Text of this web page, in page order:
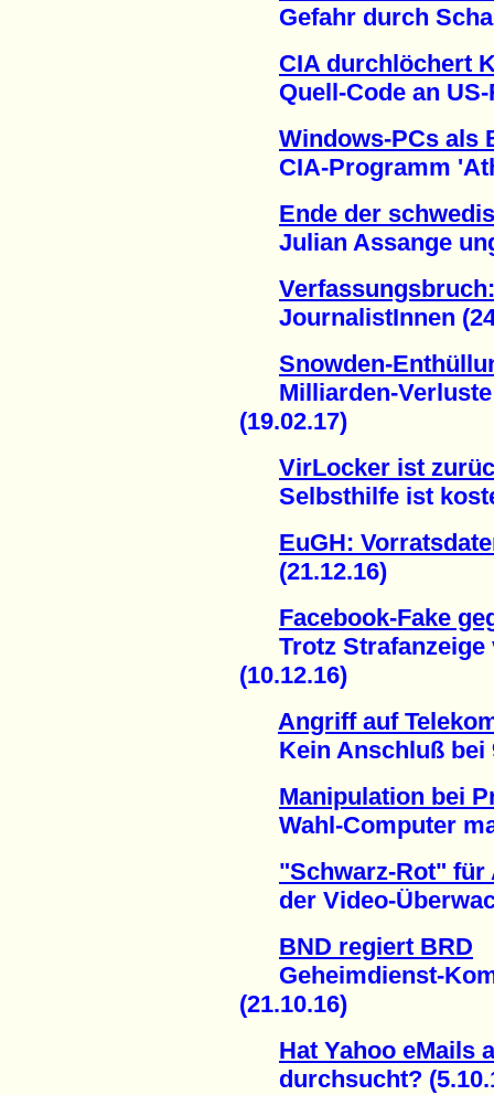
Gefahr durch
CIA durchlöchert
Quell-Code an US-
Windows-PCs als
CIA-Programm
Ende der
Julian Assange
JournalistInnen
Snowden-
Milliarden-Verluste
(19.02.17)
VirLocker ist
Selbsthilfe ist
EuGH:
(21.12.16)
Facebook-Fake
Trotz Strafanzeige
(10.12.16)
Angriff auf
Kein Anschluß bei
Manipulation bei
Wahl-Computer
"Schwarz-Rot" für
der Video-
BND regiert BRD
Geheimdienst-
(21.10.16)
Hat Yahoo eMails
durchsucht?